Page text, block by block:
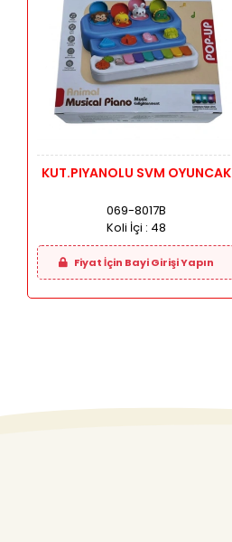
KUT.PIYANOLU SVM OYUNCAK
069-8017B
Koli İçi : 48
Fiyat İçin Bayi Girişi Yapın